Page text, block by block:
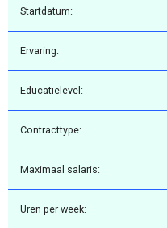
Startdatum:
Ervaring:
Educatielevel:
Contracttype:
Maximaal salaris:
Uren per week: